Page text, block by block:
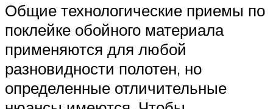
Общие технологические приемы по
поклейке обойного материала
применяются для любой
разновидности полотен, но
определенные отличительные